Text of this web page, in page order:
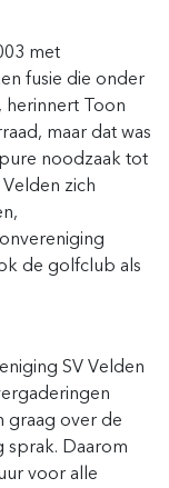
met
fusie die onder
herinnert Toon
maar dat was
noodzaak tot
zich
de golfclub als
SV Velden
graag over de
sprak. Daarom
voor alle